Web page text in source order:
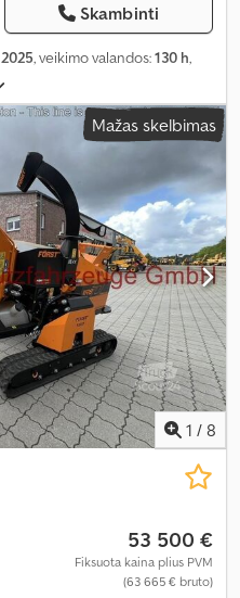
Skambinti
2025, veikimo valandos:130 h,
Mažas skelbimas
1 / 8
53 500 €
Fiksuota kaina plius PVM
(63 665 € bruto)